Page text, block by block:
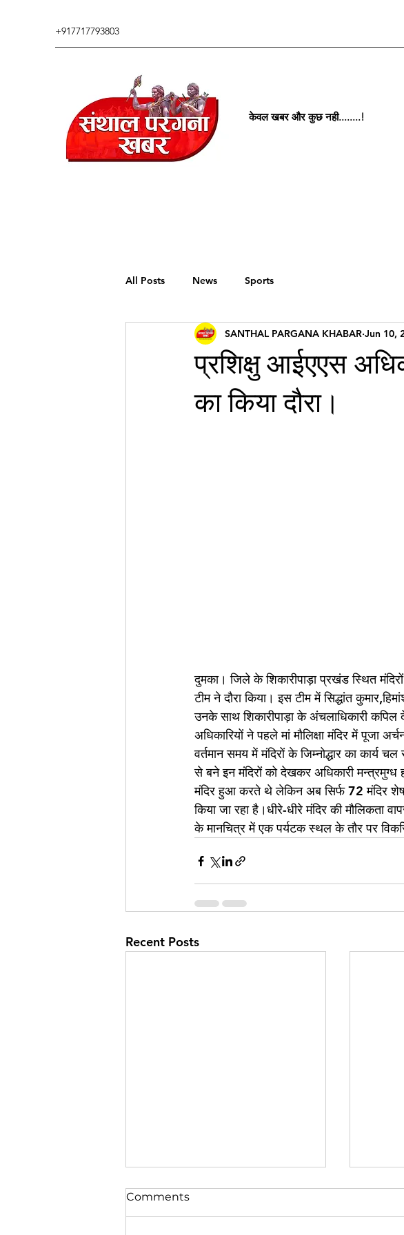
+917717793803
केवल खबर और कुछ नही........!
All Posts News Sports
प्रशिक्षु आईएएस
का किया दौरा।
SANTHAL PARGANA KHABAR Jun 10,
दुमका। जिले के शिकारीपाड़ा प्रखंड स्थित
टीम ने दौरा किया। इस टीम में सिद्धांत
उनके साथ शिकारीपाड़ा के अंचलाधिकारी
अधिकारियों ने पहले मां मौलिक्षा मंदिर में पूजा
वर्तमान समय में मंदिरों के जिम्नोद्धार का कार्य
से बने इन मंदिरों को देखकर अधिकारी मन्त्रमुग्ध
मंदिर हुआ करते थे लेकिन अब सिर्फ 72 मंदिर शेष
किया जा रहा है।धीरे-धीरे मंदिर की
के मानचित्र में एक पर्यटक स्थल के तौर पर
Recent Posts
Comments